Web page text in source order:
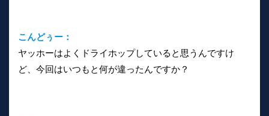
こんどぅー：
ヤッホーはよくドライホップしていると思うんですけ
ど、今回はいつもと何が違ったんですか？